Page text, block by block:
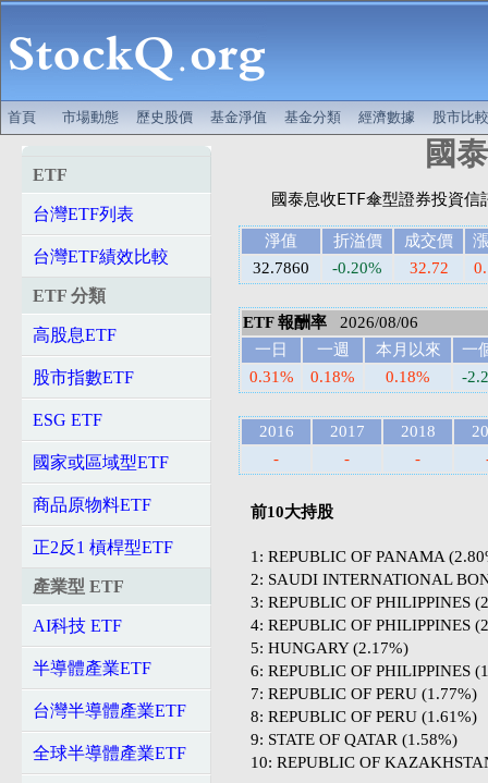
首頁 市場動態 歷史股價 基金淨值 基金分類 經濟數據 股市比較
ETF
台灣ETF列表
台灣ETF績效比較
ETF 分類
高股息ETF
股市指數ETF
ESG ETF
國家或區域型ETF
商品原物料ETF
正2反1 槓桿型ETF
產業型 ETF
AI科技 ETF
半導體產業ETF
台灣半導體產業ETF
全球半導體產業ETF
國
淨值 折溢價 成交價
32.7860
-0.20% 32.72
ETF 報酬率 2026/08/06
一日
一週 本月以來
一
0.31%
0.18% 0.18% -
2016 2017 2018
-
- -
前10大持股
1: REPUBLIC OF PANAMA
2: SAUDI INTERNATIONAL
3: REPUBLIC OF PHILIPPINES
4: REPUBLIC OF PHILIPPINES
5: HUNGARY (2.17%)
6: REPUBLIC OF PHILIPPINES
7: REPUBLIC OF PERU (1.77%)
8: REPUBLIC OF PERU (1.61%)
9: STATE OF QATAR (1.58%)
10: REPUBLIC OF